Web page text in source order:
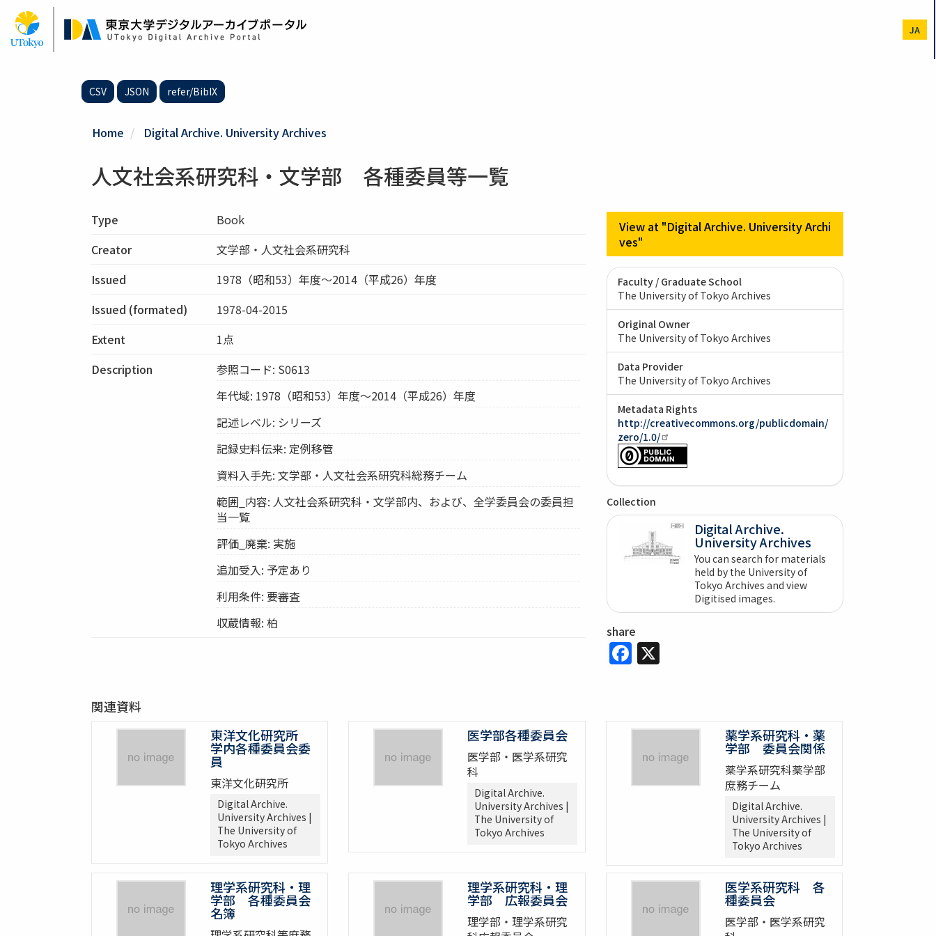
Skip
main
content
JA
CSV JSON refer/BibIX
Home Digital Archive. University Archives
人文社会系研究科・文学部 各種委員等一覧
Type
Book
Creator
文学部・人文社会系研究科
Issued
1978（昭和53）年度～2014（平成26）年度
Issued (formated)
1978-04-2015
Extent
1点
Description
参照コード: S0613
年代域: 1978（昭和53）年度～2014（平成26）年度
記述レベル: シリーズ
記録史料伝来: 定例移管
資料入手先: 文学部・人文社会系研究科総務チーム
範囲_内容: 人文社会系研究科・文学部内、および、全学委員会の委員担
当一覧
評価_廃棄: 実施
追加受入: 予定あり
利用条件: 要審査
収蔵情報: 柏
View at "Digital Archive. University Archi
ves"
Faculty / Graduate School
The University of Tokyo Archives
Original Owner
The University of Tokyo Archives
Data Provider
The University of Tokyo Archives
Metadata Rights
http://creativecommons.org/publicdomain/
zero/1.0/
Collection
Digital Archive.
University Archives
You can search for materials
held by the University of
Tokyo Archives and view
Digitised images.
share
Facebook
X
関連資料
東洋文化研究所
学内各種委員会委
員
東洋文化研究所
Digital Archive.
University Archives |
The University of
Tokyo Archives
医学部各種委員会
医学部・医学系研究
科
Digital Archive.
University Archives |
The University of
Tokyo Archives
薬学系研究科・薬
学部 委員会関係
薬学系研究科薬学部
庶務チーム
Digital Archive.
University Archives |
The University of
Tokyo Archives
理学系研究科・理
学部 各種委員会
名簿
理学系研究科・理
学部 広報委員会
理学部・理学系研究
医学系研究科 各
種委員会
医学部・医学系研究